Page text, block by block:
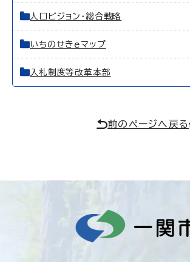
人口ビジョン・総合戦略
いちのせきｅマップ
入札制度等改革本部
前のページへ戻る